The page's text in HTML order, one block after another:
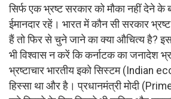
सिर्फ एक भ्रष्ट सरकार को मौका नहीं देने
ईमानदार रहें। भारत में कौन सी सरकार
हैं तो फिर से चुने जाने का क्या औचित्य है?
भी विश्वास न करें कि कर्नाटक का जनादेश
भ्रष्टाचार भारतीय इको सिस्टम (Indian
हिस्सा था और है। प्रधानमंत्री मोदी